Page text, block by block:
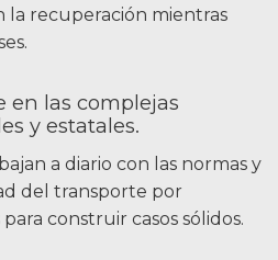
la recuperación mientras
en las complejas
y estatales.
a diario con las normas y
del transporte por
construir casos sólidos.